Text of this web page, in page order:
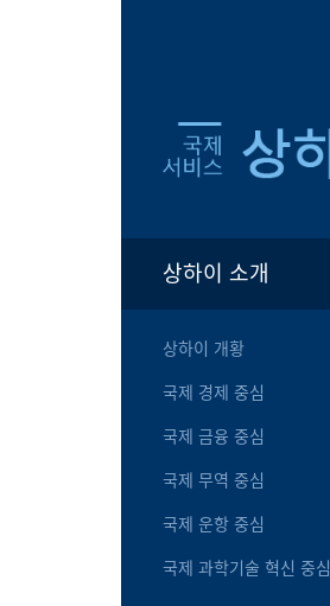
상하이 소개
상하이 개황
국제 경제 중심
국제 금융 중심
국제 무역 중심
국제 운항 중심
국제 과학기술 혁신 중심